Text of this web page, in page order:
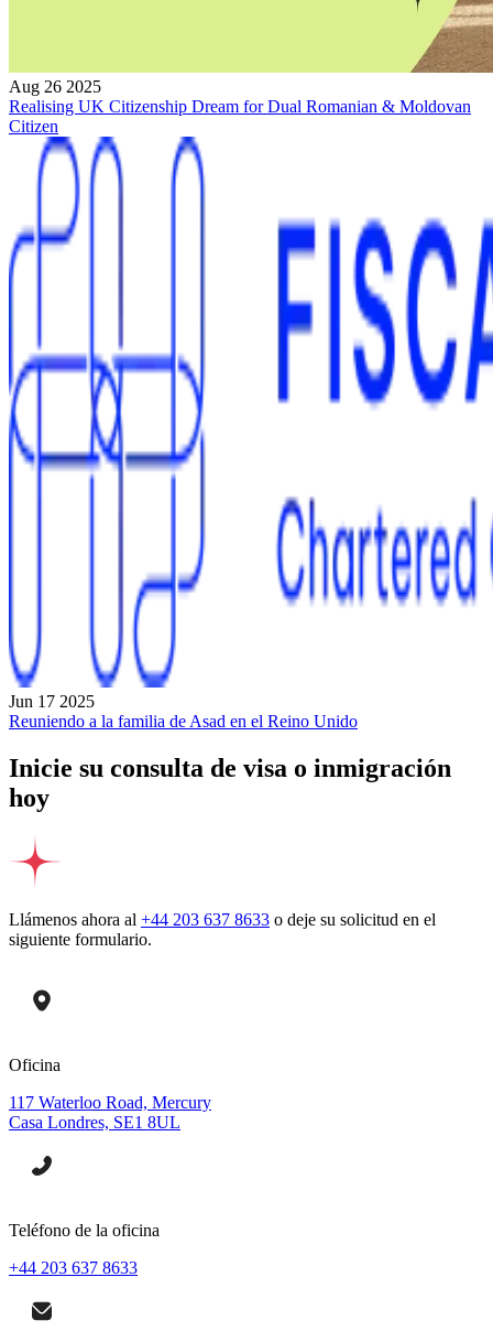
Aug 26 2025
Realising UK Citizenship Dream for Dual Romanian & Moldovan
Citizen
Jun 17 2025
Reuniendo a la familia de Asad en el Reino Unido
Inicie su consulta de visa o inmigración
hoy
Llámenos ahora al +44 203 637 8633 o deje su solicitud en el
siguiente formulario.
Oficina
117 Waterloo Road, Mercury
Casa Londres, SE1 8UL
Teléfono de la oficina
+44 203 637 8633